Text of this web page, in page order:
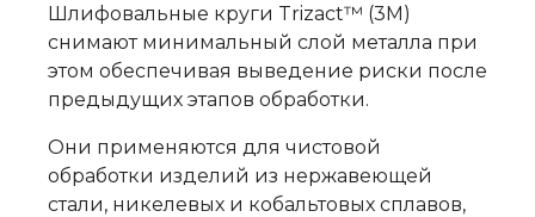
Шлифовальные круги Trizact™ (3M)
снимают минимальный слой металла при
этом обеспечивая выведение риски после
предыдущих этапов обработки.
Они применяются для чистовой
обработки изделий из нержавеющей
стали, никелевых и кобальтовых сплавов,